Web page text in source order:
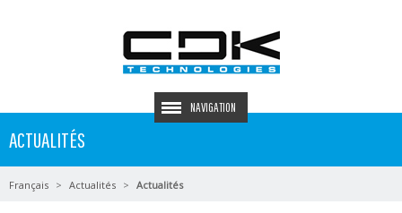
NAVIGATION
ACTUALITÉS
Français Actualités Actualités